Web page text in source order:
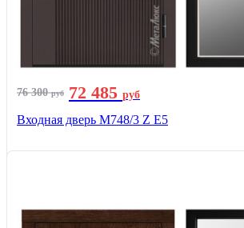
76 300руб 72 485 руб
Входная дверь М748/3 Z Е5